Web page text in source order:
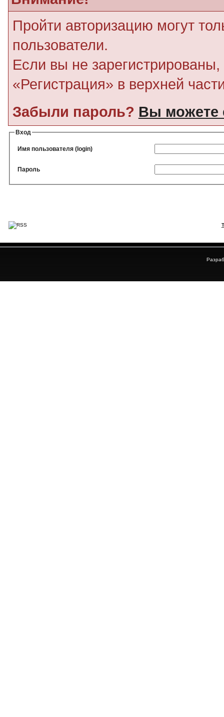
Пройти авторизацию могут
пользователи.
Если вы не
«Регистрация» в верхней
Забыли пароль? Вы можете
Вход
Имя пользователя (login)
Пароль